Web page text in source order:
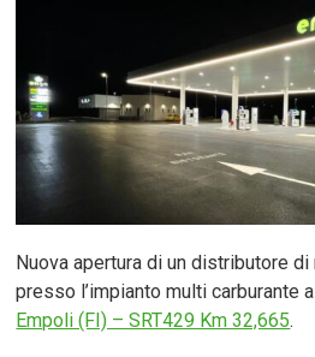
Nuova apertura di un distributore
presso l’impianto multi carburante
Empoli (FI) – SRT429 Km 32,665.